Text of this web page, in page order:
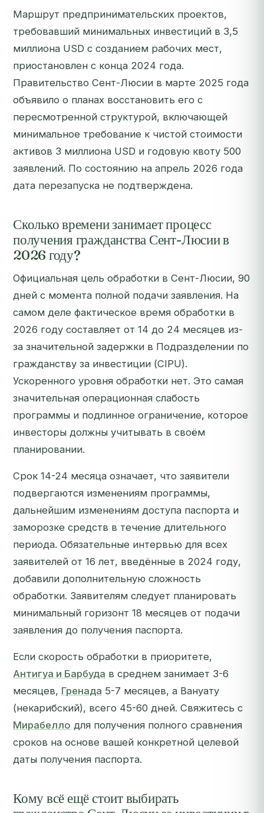
Маршрут предпринимательских проектов,
требовавший минимальных инвестиций в 3,5
миллиона USD с созданием рабочих мест,
приостановлен с конца 2024 года.
Правительство Сент-Люсии в марте 2025 года
объявило о планах восстановить его с
пересмотренной структурой, включающей
минимальное требование к чистой стоимости
активов 3 миллиона USD и годовую квоту 500
заявлений. По состоянию на апрель 2026 года
дата перезапуска не подтверждена.
Сколько времени занимает процесс
получения гражданства Сент-Люсии в
2026 году?
Официальная цель обработки в Сент-Люсии, 90
дней с момента полной подачи заявления. На
самом деле фактическое время обработки в
2026 году составляет от 14 до 24 месяцев из-
за значительной задержки в Подразделении по
гражданству за инвестиции (CIPU).
Ускоренного уровня обработки нет. Это самая
значительная операционная слабость
программы и подлинное ограничение, которое
инвесторы должны учитывать в своём
планировании.
Срок 14-24 месяца означает, что заявители
подвергаются изменениям программы,
дальнейшим изменениям доступа паспорта и
заморозке средств в течение длительного
периода. Обязательные интервью для всех
заявителей от 16 лет, введённые в 2024 году,
добавили дополнительную сложность
обработки. Заявителям следует планировать
минимальный горизонт 18 месяцев от подачи
заявления до получения паспорта.
Если скорость обработки в приоритете,
Антигуа и Барбуда в среднем занимает 3-6
месяцев, Гренада 5-7 месяцев, а Вануату
(некарибский), всего 45-60 дней. Свяжитесь с
Мирабелло для получения полного сравнения
сроков на основе вашей конкретной целевой
даты получения паспорта.
Кому всё ещё стоит выбирать